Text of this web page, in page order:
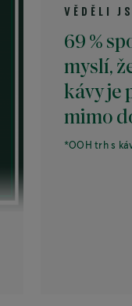
VĚDĚLI JSTE, ŽE?
69 %
myslí, že chuť
kávy je při pití
mimo domov
*OOH trh s kávou, Kantar